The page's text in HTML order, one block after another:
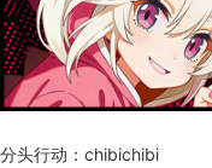
分头行动：chibichibi